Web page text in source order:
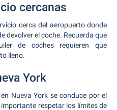
cercanas
cerca del aeropuerto donde
devolver el coche. Recuerda que
de coches requieren que
lleno.
York
Nueva York se conduce por el
respetar los límites de